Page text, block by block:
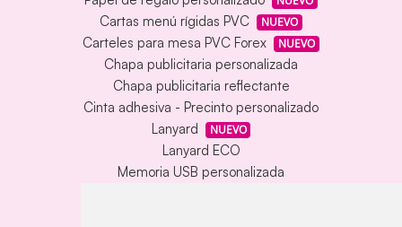
Cartas menú rígidas PVC NUEVO
Carteles para mesa PVC Forex NUEVO
Chapa publicitaria personalizada
Chapa publicitaria reflectante
Cinta adhesiva - Precinto personalizado
Lanyard
NUEVO
Lanyard ECO
Memoria USB personalizada